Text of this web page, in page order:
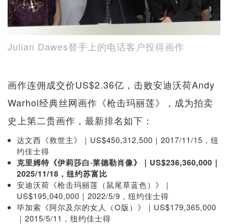
Julian Dawes替手上的电话客户投得画作
画作连佣成交价US$2.36亿，击败安迪沃荷Andy
Warhol经典丝网画作《枪击玛丽莲》，成为拍卖
史上第二贵画作，最新排名如下：
达文西《救世主》｜US$450,312,500｜2017/11/15，纽
约佳士得
克里姆特《伊莉莎白‧莱德勒肖像》｜US$236,360,000｜
2025/11/18，纽约苏富比
安迪沃荷《枪击玛丽莲（鼠尾草蓝色）》｜
US$195,040,000｜2022/5/9，纽约佳士得
毕加索《阿尔及尔的女人（O版）》｜US$179,365,000
｜2015/5/11，纽约佳士得